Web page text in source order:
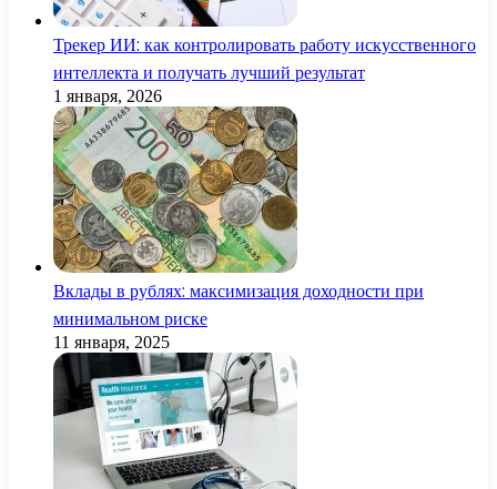
Трекер ИИ: как контролировать работу искусственного
интеллекта и получать лучший результат
1 января, 2026
Вклады в рублях: максимизация доходности при
минимальном риске
11 января, 2025